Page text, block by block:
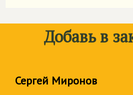
Добавь в
Сергей Миронов